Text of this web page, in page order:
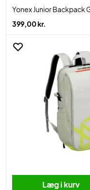
Yonex Junior Backpack
399,00 kr.
Læg i kurv